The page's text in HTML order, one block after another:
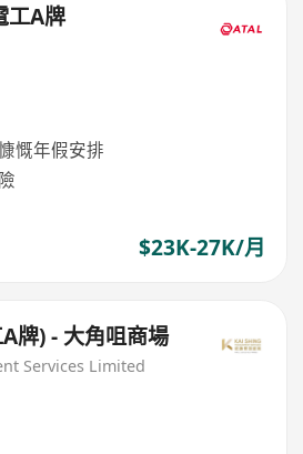
工A牌
慨年假安排
$23K-27K/月
牌) - 大角咀商場
Services Limited